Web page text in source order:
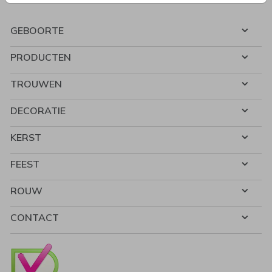
GEBOORTE
PRODUCTEN
TROUWEN
DECORATIE
KERST
FEEST
ROUW
CONTACT